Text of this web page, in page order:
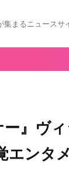
まるニュースサ
ー』ヴ
エンタ